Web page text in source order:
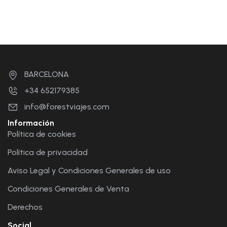
BARCELONA
+34 652179385
info@forestviajes.com
Información
Política de cookies
Política de privacidad
Aviso Legal y Condiciones Generales de uso
Condiciones Generales de Venta
Derechos